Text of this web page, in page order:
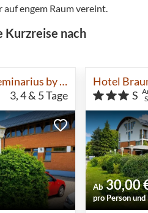
engem Raum vereint.
Kurzreise nach
Hotel Braunschweig Seminarius by Belvilla
3, 4 & 5Tage S
Ab 30,00
pro Person